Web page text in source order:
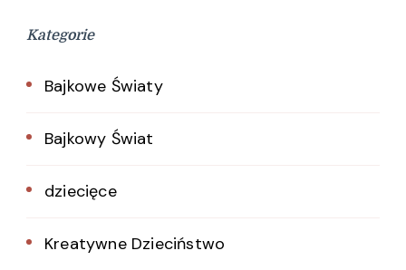
Kategorie
Bajkowe Światy
Bajkowy Świat
dziecięce
Kreatywne Dzieciństwo